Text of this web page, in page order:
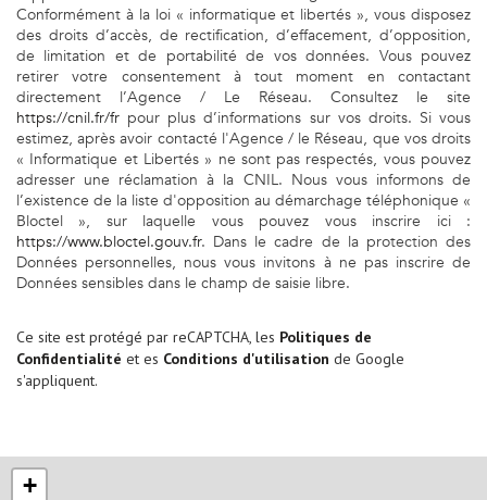
Conformément à la loi « informatique et libertés », vous disposez
des droits d’accès, de rectification, d’effacement, d’opposition,
de limitation et de portabilité de vos données. Vous pouvez
retirer votre consentement à tout moment en contactant
directement l’Agence / Le Réseau. Consultez le site
https://cnil.fr/fr pour plus d’informations sur vos droits. Si vous
estimez, après avoir contacté l'Agence / le Réseau, que vos droits
« Informatique et Libertés » ne sont pas respectés, vous pouvez
adresser une réclamation à la CNIL. Nous vous informons de
l’existence de la liste d'opposition au démarchage téléphonique «
Bloctel », sur laquelle vous pouvez vous inscrire ici :
https://www.bloctel.gouv.fr. Dans le cadre de la protection des
Données personnelles, nous vous invitons à ne pas inscrire de
Données sensibles dans le champ de saisie libre.
Ce site est protégé par reCAPTCHA, les Politiques de
Confidentialité et es Conditions d'utilisation de Google
s'appliquent.
+